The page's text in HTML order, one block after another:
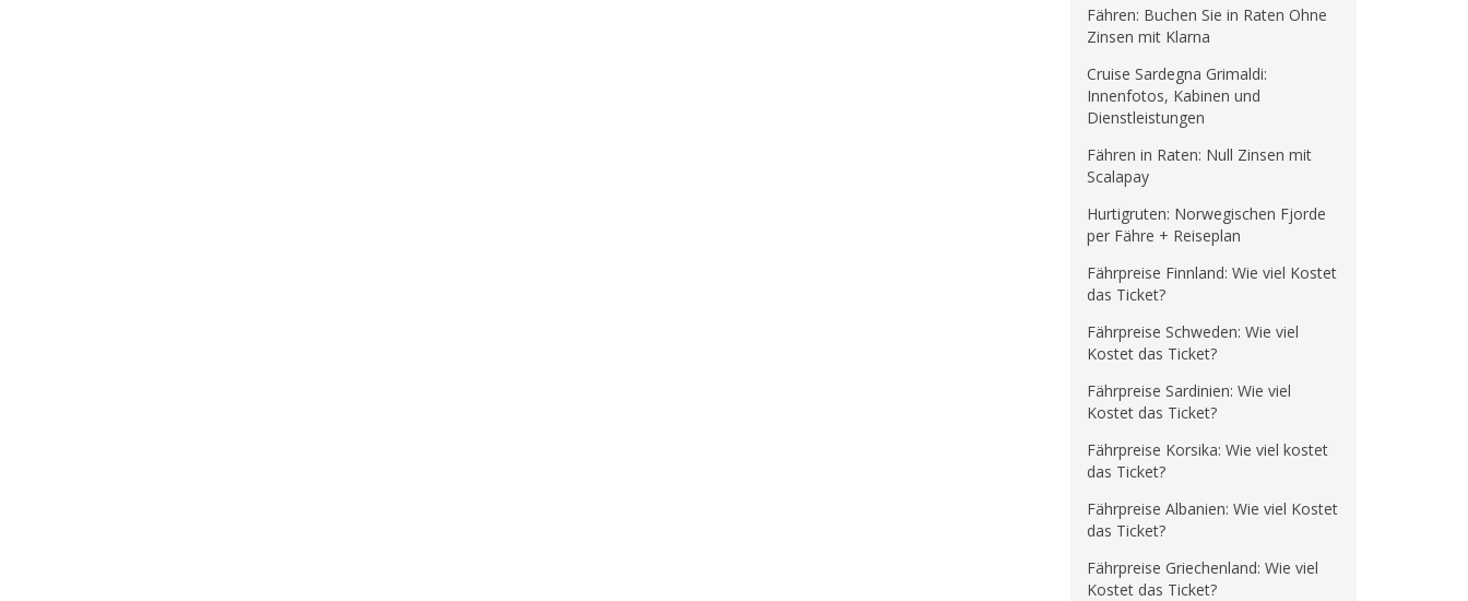
Fähren: Buchen Sie in Raten Ohne
Zinsen mit Klarna
Cruise Sardegna Grimaldi:
Innenfotos, Kabinen und
Dienstleistungen
Fähren in Raten: Null Zinsen mit
Scalapay
Hurtigruten: Norwegischen Fjorde
per Fähre + Reiseplan
Fährpreise Finnland: Wie viel Kostet
das Ticket?
Fährpreise Schweden: Wie viel
Kostet das Ticket?
Fährpreise Sardinien: Wie viel
Kostet das Ticket?
Fährpreise Korsika: Wie viel kostet
das Ticket?
Fährpreise Albanien: Wie viel Kostet
das Ticket?
Fährpreise Griechenland: Wie viel
Kostet das Ticket?